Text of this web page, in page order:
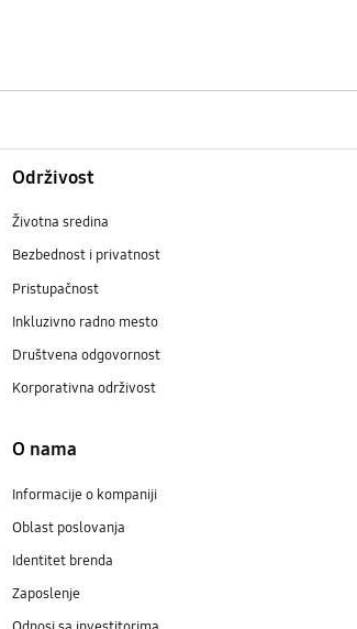
Održivost
Životna sredina
Bezbednost i privatnost
Pristupačnost
Inkluzivno radno mesto
Društvena odgovornost
Korporativna održivost
O nama
Informacije o kompaniji
Oblast poslovanja
Identitet brenda
Zaposlenje